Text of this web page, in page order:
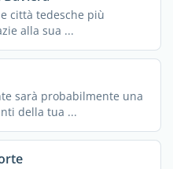
città tedesche più
alla sua ...
sarà probabilmente una
della tua ...